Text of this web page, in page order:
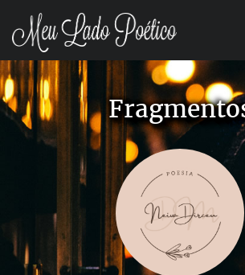
LOGIN
REGISTRO
COMUNIDADE